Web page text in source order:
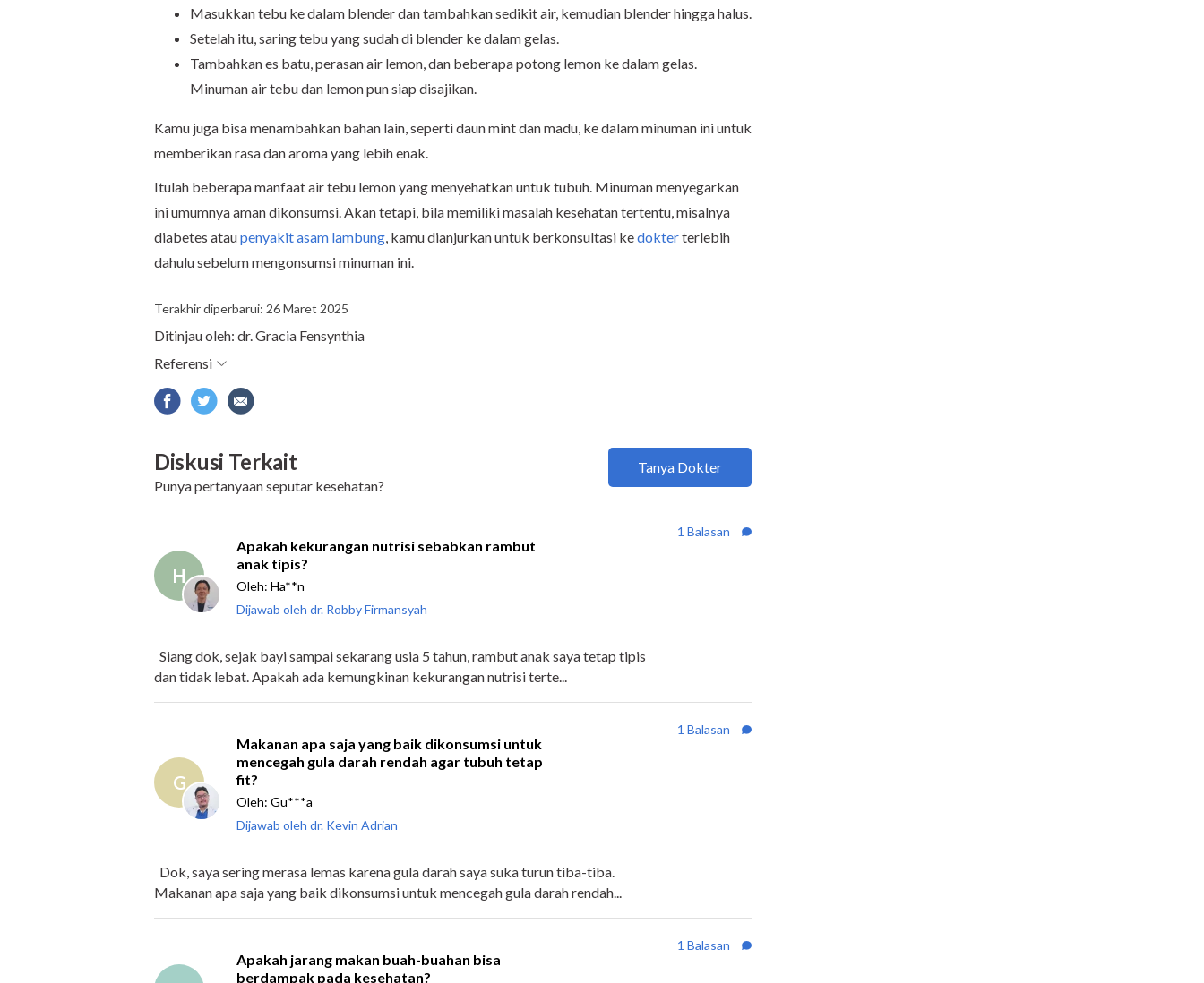
Masukkan tebu ke dalam blender dan tambahkan sedikit air, kemudian blender hingga halus.
Setelah itu, saring tebu yang sudah di blender ke dalam gelas.
Tambahkan es batu, perasan air lemon, dan beberapa potong lemon ke dalam gelas.
Minuman air tebu dan lemon pun siap disajikan.
Kamu juga bisa menambahkan bahan lain, seperti daun mint dan madu, ke dalam minuman ini untuk
memberikan rasa dan aroma yang lebih enak.
Itulah beberapa manfaat air tebu lemon yang menyehatkan untuk tubuh. Minuman menyegarkan
ini umumnya aman dikonsumsi. Akan tetapi, bila memiliki masalah kesehatan tertentu, misalnya
diabetes ataupenyakit asam lambung, kamu dianjurkan untuk berkonsultasi kedokterterlebih
dahulu sebelum mengonsumsi minuman ini.
Terakhir diperbarui: 26 Maret 2025